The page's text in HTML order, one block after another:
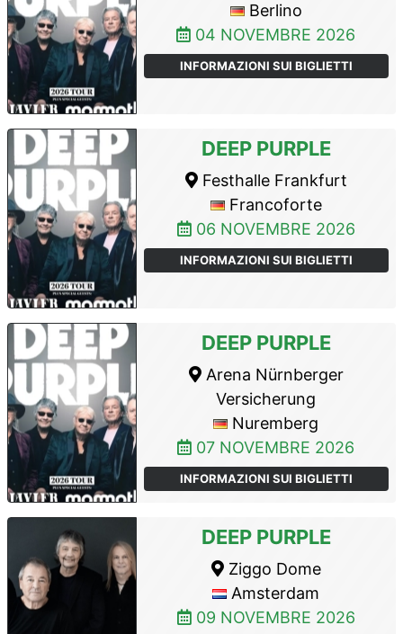
Berlino
04 NOVEMBRE 2026
INFORMAZIONI SUI BIGLIETTI
DEEP PURPLE
Festhalle Frankfurt
Francoforte
06 NOVEMBRE 2026
INFORMAZIONI SUI BIGLIETTI
DEEP PURPLE
Arena Nürnberger
Versicherung
Nuremberg
07 NOVEMBRE 2026
INFORMAZIONI SUI BIGLIETTI
DEEP PURPLE
Ziggo Dome
Amsterdam
09 NOVEMBRE 2026